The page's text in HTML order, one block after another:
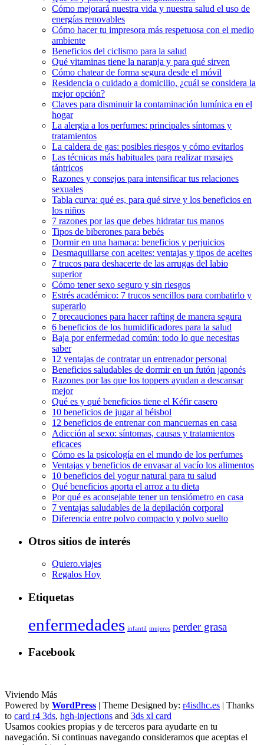
Cómo mejorará nuestra vida y nuestra salud el uso de
energías renovables
Cómo hacer tu impresora más respetuosa con el medio
ambiente
Beneficios del ciclismo para la salud
Qué vitaminas tiene la naranja y para qué sirven
Cómo chatear de forma segura desde el móvil
Residencia o cuidado a domicilio, ¿cuál se considera la
mejor opción?
Claves para disminuir la contaminación lumínica en el
hogar
La alergia a los perfumes: principales síntomas y
tratamientos
La caldera de gas: posibles riesgos y cómo evitarlos
Las técnicas más habituales para realizar masajes
tántricos
Razones y consejos para intensificar tus relaciones
sexuales
Tabla curva: qué es, para qué sirve y los beneficios en
los niños
7 razones por las que debes hidratar tus manos
Tipos de biberones para bebés
Dormir en una hamaca: beneficios y perjuicios
Desmaquillarse con aceites: ventajas y tipos de aceites
7 trucos para deshacerte de las arrugas del labio
superior
Cómo tener sexo seguro y sin riesgos
Estrés académico: 7 trucos sencillos para combatirlo y
superarlo
7 precauciones para hacer rafting de manera segura
6 beneficios de los humidificadores para la salud
Baja por enfermedad común: todo lo que necesitas
saber
12 ventajas de contratar un entrenador personal
Beneficios saludables de dormir en un futón japonés
Razones por las que los toppers ayudan a descansar
mejor
Qué es y qué beneficios tiene el Kéfir casero
10 beneficios de jugar al béisbol
12 beneficios de entrenar con mancuernas en casa
Adicción al sexo: síntomas, causas y tratamientos
eficaces
Cómo es la psicología en el mundo de los perfumes
Ventajas y beneficios de envasar al vacío los alimentos
10 beneficios del yogur natural para tu salud
Qué beneficios aporta el arroz a tu dieta
Por qué es aconsejable tener un tensiómetro en casa
7 ventajas saludables de la depilación corporal
Diferencia entre polvo compacto y polvo suelto
Otros sitios de interés
Quiero.viajes
Regalos Hoy
Etiquetas
enfermedades infantil mujeres perder grasa
Facebook
Viviendo Más
Powered by WordPress | Theme Designed by: r4isdhc.es | Thanks
to card r4 3ds, hgh-injections and 3ds xl card
Usamos cookies propias y de terceros para ayudarte en tu
navegación. Si continuas navegando consideramos que aceptas el